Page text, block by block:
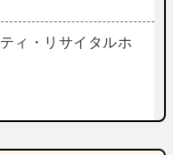
ィ・リサイタルホ